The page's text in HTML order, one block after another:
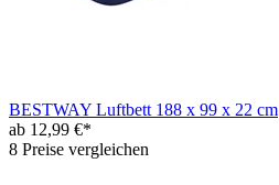
BESTWAY Luftbett 188 x 99 x 22 cm
ab 12,99 €*
8 Preise vergleichen